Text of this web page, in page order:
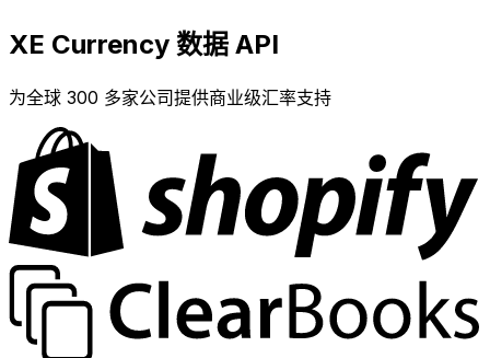
XE Currency 数据 API
为全球 300 多家公司提供商业级汇率支持